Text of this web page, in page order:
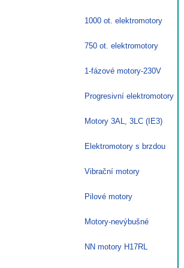
1000 ot. elektromotory
750 ot. elektromotory
1-fázové motory-230V
Progresivní elektromotory
Motory 3AL, 3LC (IE3)
Elektromotory s brzdou
Vibrační motory
Pilové motory
Motory-nevýbušné
NN motory H17RL